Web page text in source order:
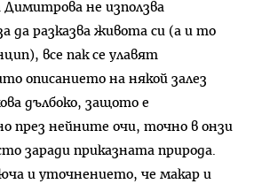
не използва
да разказва живота си (а и то
все пак се улавят
описанието на някой залез
дълбоко, защото е
през нейните очи, точно в онзи
заради приказната природа.
и уточнението, че макар и